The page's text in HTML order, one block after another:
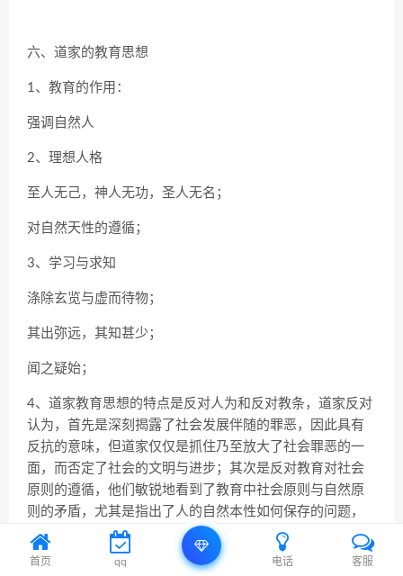
六、道家的教育思想
1、教育的作用：
强调自然人
2、理想人格
至人无己，神人无功，圣人无名；
对自然天性的遵循；
3、学习与求知
涤除玄览与虚而待物；
其出弥远，其知甚少；
闻之疑始；
4、道家教育思想的特点是反对人为和反对教条，道家反对
认为，首先是深刻揭露了社会发展伴随的罪恶，因此具有
反抗的意味，但道家仅仅是抓住乃至放大了社会罪恶的一
面，而否定了社会的文明与进步；其次是反对教育对社会
原则的遵循，他们敏锐地看到了教育中社会原则与自然原
则的矛盾，尤其是指出了人的自然本性如何保存的问题，
但却夸大了两者的冲退，由此主张摒弃人对社会原则的服
从。
首页 qq 电话 客服